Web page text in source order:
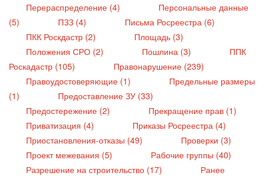
Перераспределение (4)
Персональные данные
(5)
ПЗЗ (4)
Письма Росреестра (6)
ПКК Роскдастр (2)
Площадь (3)
Положения СРО (2)
Пошлина (3)
ППК
Роскадастр (105)
Правонарушение (239)
Правоудостоверяющие (1)
Предельные размеры
(1)
Предоставление ЗУ (33)
Предостережение (2)
Прекращение прав (1)
Приватизация (4)
Приказы Росреестра (4)
Приостановления-отказы (49)
Проверки (3)
Проект межевания (5)
Рабочие группы (40)
Разрешение на строительство (17)
Ранее